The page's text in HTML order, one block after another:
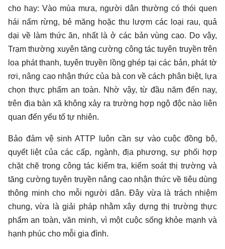
cho hay: Vào mùa mưa, người dân thường có thói quen
hái nấm rừng, bẻ măng hoặc thu lượm các loại rau, quả
dại về làm thức ăn, nhất là ở các bản vùng cao. Do vậy,
Trạm thường xuyên tăng cường công tác tuyên truyền trên
loa phát thanh, tuyên truyền lồng ghép tại các bản, phát tờ
rơi, nâng cao nhận thức của bà con về cách phân biệt, lựa
chọn thực phẩm an toàn. Nhờ vậy, từ đầu năm đến nay,
trên địa bàn xã không xảy ra trường hợp ngộ độc nào liên
quan đến yếu tố tự nhiên.
Bảo đảm vệ sinh ATTP luôn cần sự vào cuộc đồng bộ,
quyết liệt của các cấp, ngành, địa phương, sự phối hợp
chặt chẽ trong công tác kiểm tra, kiểm soát thị trường và
tăng cường tuyên truyền nâng cao nhận thức về tiêu dùng
thông minh cho mỗi người dân. Đây vừa là trách nhiệm
chung, vừa là giải pháp nhằm xây dựng thị trường thực
phẩm an toàn, văn minh, vì một cuộc sống khỏe mạnh và
hạnh phúc cho mỗi gia đình.